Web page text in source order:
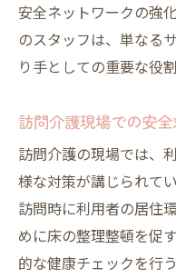
安全ネットワークの強
のスタッフは、単なる
り手としての重要な役
訪問介護現場での安
訪問介護の現場では、
様な対策が講じられて
訪問時に利用者の居住
めに床の整理整頓を促
的な健康チェックを行